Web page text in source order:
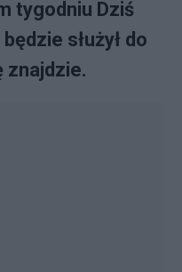
tygodniu Dziś
służył do
znajdzie.